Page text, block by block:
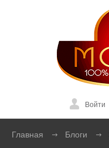
Войти
Главная Блоги